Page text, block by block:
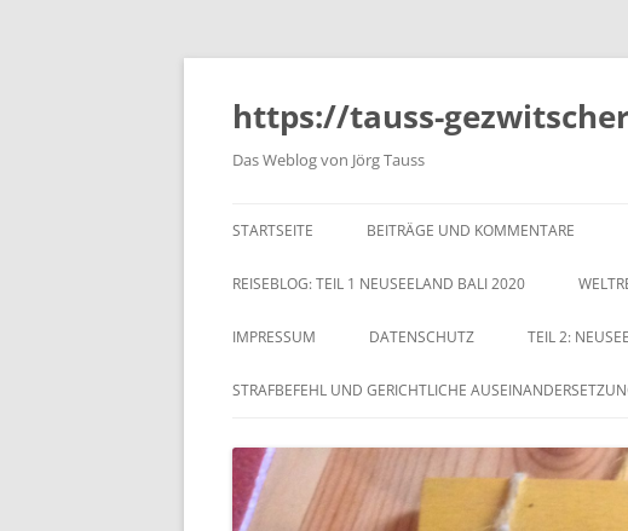
https://tauss-
Das Weblog von Jörg Tauss
STARTSEITE BEITRÄGE UND KOMMENTARE
REISEBLOG: TEIL 1 NEUSEELAND BALI 2020
IMPRESSUM DATENSCHUTZ TEIL 2:
STRAFBEFEHL UND GERICHTLICHE